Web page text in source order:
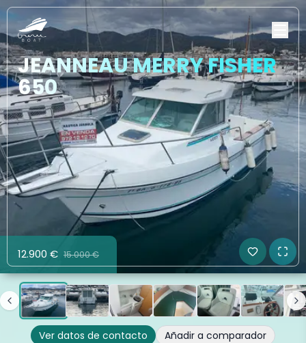
JEANNEAU MERRY FISHER
650
12.900 € 15.000 €
Ver datos de contacto Añadir a comparador